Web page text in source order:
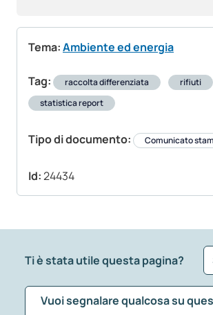
Tema:Ambiente ed energia
Tag: raccolta differenziata
rifiuti
statistica report
Tipo di documento: Comunicato
Id:24434
Ti è stata utile questa pagina?
Vuoi segnalare qualcosa su